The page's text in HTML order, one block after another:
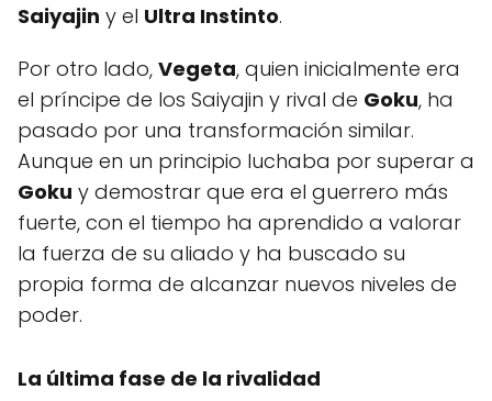
Saiyajin y el Ultra Instinto.
Por otro lado, Vegeta, quien inicialmente era
el príncipe de los Saiyajin y rival de Goku, ha
pasado por una transformación similar.
Aunque en un principio luchaba por superar a
Goku y demostrar que era el guerrero más
fuerte, con el tiempo ha aprendido a valorar
la fuerza de su aliado y ha buscado su
propia forma de alcanzar nuevos niveles de
poder.
La última fase de la rivalidad